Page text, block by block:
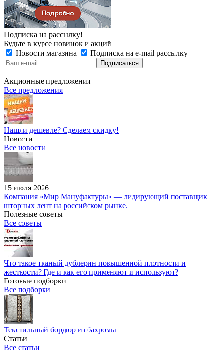
Подписка на рассылку!
Будьте в курсе новинок и акций
Новости магазина
Подписка на e-mail рассылку
Акционные предложения
Все предложения
Нашли дешевле? Сделаем скидку!
Новости
Все новости
15 июля 2026
Компания «Мир Мануфактуры» — лидирующий поставщик
шторных лент на российском рынке.
Полезные советы
Все советы
Что такое тканый дублерин повышенной плотности и
жесткости? Где и как его применяют и используют?
Готовые подборки
Все подборки
Текстильный бордюр из бахромы
Статьи
Все статьи